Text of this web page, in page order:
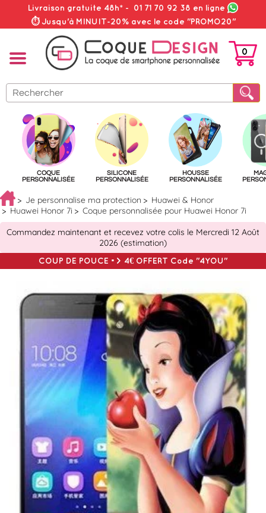
Livraison gratuite 48h* - 01 71 70 92 38 en ligne
⏱ Jusqu'à MINUIT-20% avec le code "PROMO20"
PANIER
0
COQUE
PERSONNALISÉE
SILICONE
PERSONNALISÉE
HOUSSE
PERSONNALISÉE
Je personnalise ma protection
Huawei & Honor
Huawei Honor 7i
Coque personnalisée pour Huawei Honor 7i
Commandez maintenant et recevez votre colis le Mercredi 12 Août
2026 (estimation)
COUP DE POUCE => 4€ OFFERT Code "4YOU"